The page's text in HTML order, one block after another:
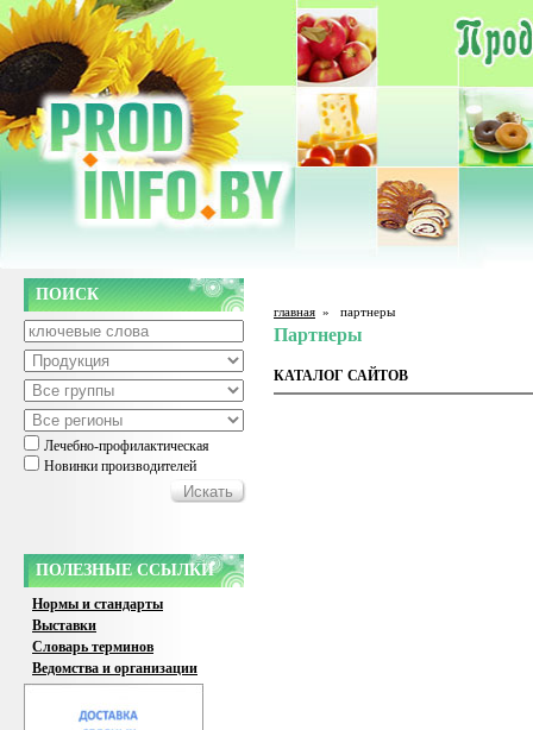
ПОИСК
Лечебно-профилактическая
Новинки производителей
ПОЛЕЗНЫЕ ССЫЛКИ
Нормы и стандарты
Выставки
Словарь терминов
Ведомства и организации
главная » партнеры
Партнеры
КАТАЛОГ САЙТОВ